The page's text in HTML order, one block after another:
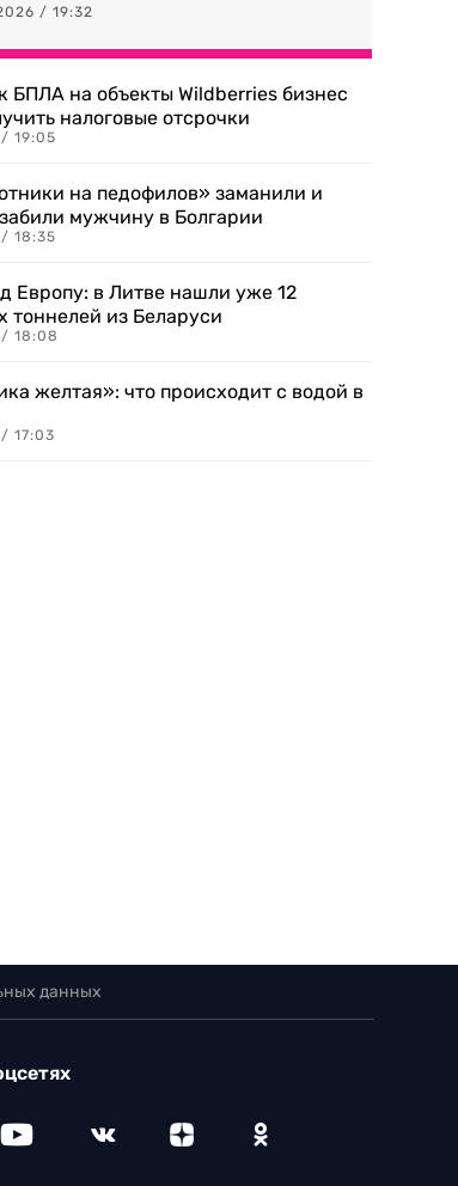
/ 19:32
БПЛА на объекты Wildberries бизнес
налоговые отсрочки
19:05
на педофилов» заманили и
мужчину в Болгарии
18:35
Европу: в Литве нашли уже 12
тоннелей из Беларуси
18:08
желтая»: что происходит с водой в
17:03
данных